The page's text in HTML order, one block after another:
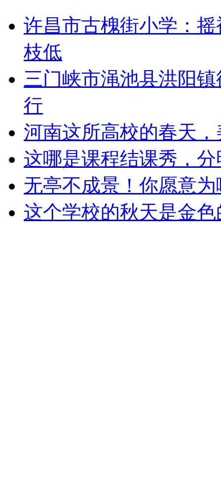
许昌市古槐街小学：
枝低
三门峡市渑池县洪阳
行
河南这所高校的春天
这哪是课程结课秀，
无亭不成景！你愿意
这个学校的秋天是金色